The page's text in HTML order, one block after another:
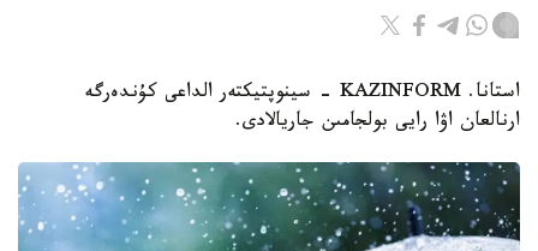
استانا. KAZINFORM - سينوپتيكتەر الداعى كۇندەرگە
ارنالعان اۋا رايى بولجامىن جاريالادى.